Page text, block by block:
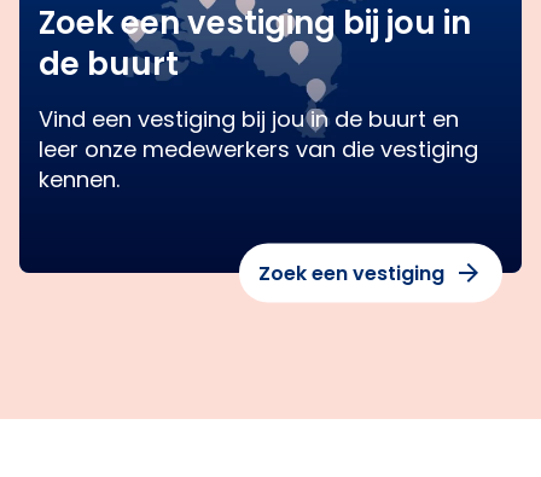
Zoek een vestiging bij jou in
de buurt
Vind een vestiging bij jou in de buurt en
leer onze medewerkers van die vestiging
kennen.
Zoek een vestiging